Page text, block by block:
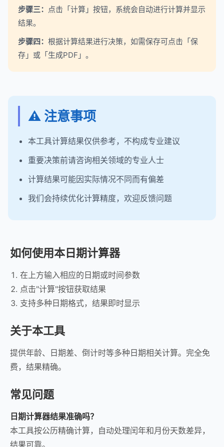
步骤三： 点击「计算」按钮，系统会自动进行计算并显示
结果。
步骤四： 根据计算结果进行决策，如需保存可点击「保
存」或「生成PDF」。
⚠️ 注意事项
本工具计算结果仅供参考，不构成专业建议
重要决策前请咨询相关领域的专业人士
计算结果可能因实际情况不同而有偏差
我们会持续优化计算精度，欢迎反馈问题
如何使用本日期计算器
在上方输入相应的日期或时间参数
点击"计算"按钮获取结果
支持多种日期格式，结果即时显示
关于本工具
提供年龄、日期差、倒计时等多种日期相关计算。完全免
费，结果精确。
常见问题
日期计算器结果准确吗？
本工具按公历精确计算，自动处理闰年和月份天数差异，
结果可靠。